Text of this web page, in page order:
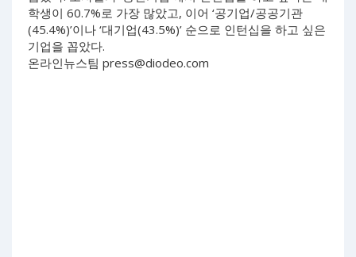
학생이 60.7%로 가장 많았고, 이어 ‘공기업/공공기관
(45.4%)’이나 ‘대기업(43.5%)’ 순으로 인턴십을 하고 싶은
기업을 꼽았다.
온라인뉴스팀 press@diodeo.com